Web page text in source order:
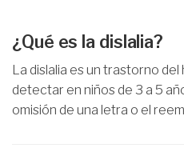
¿Qué es la dislalia?
La dislalia es un trastorno del
detectar en niños de 3 a 5
omisión de una letra o el